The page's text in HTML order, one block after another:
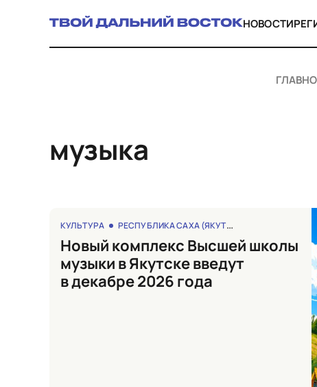
НОВОСТИ
музыка
КУЛЬТУРА РЕСПУБЛИКА САХА (ЯКУТИЯ)
Новый комплекс Высшей школы
музыки в Якутске введут
в декабре 2026 года